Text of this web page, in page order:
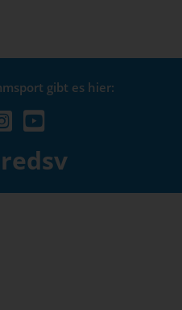
gibt es hier: